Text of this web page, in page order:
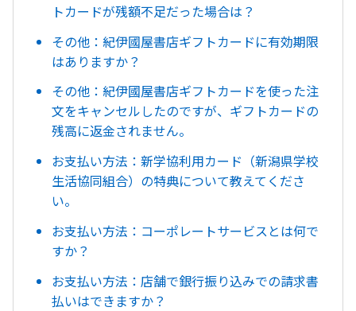
トカードが残額不足だった場合は？
その他：紀伊國屋書店ギフトカードに有効期限
はありますか？
その他：紀伊國屋書店ギフトカードを使った注
文をキャンセルしたのですが、ギフトカードの
残高に返金されません。
お支払い方法：新学協利用カード（新潟県学校
生活協同組合）の特典について教えてくださ
い。
お支払い方法：コーポレートサービスとは何で
すか？
お支払い方法：店舗で銀行振り込みでの請求書
払いはできますか？